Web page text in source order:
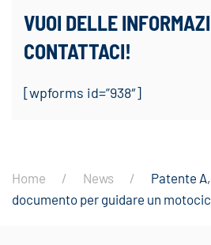
VUOI DELLE
CONTATTACI!
[wpforms id=”938″]
Home News
Patente
documento per guidare un